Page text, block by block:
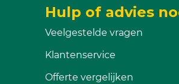
Hulp of advies
Veelgestelde vragen
Klantenservice
Offerte vergelijken